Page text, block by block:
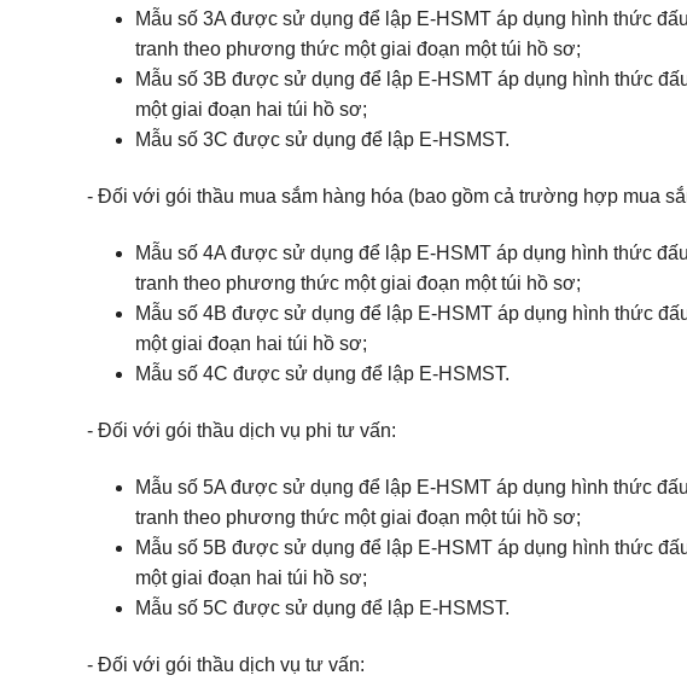
Mẫu số 3A được sử dụng để lập E-HSMT áp dụng hình thức
tranh theo phương thức một giai đoạn một túi hồ sơ;
Mẫu số 3B được sử dụng để lập E-HSMT áp dụng hình thức
một giai đoạn hai túi hồ sơ;
Mẫu số 3C được sử dụng để lập E-HSMST.
- Đối với gói thầu mua sắm hàng hóa (bao gồm cả trường hợp mua
Mẫu số 4A được sử dụng để lập E-HSMT áp dụng hình thức
tranh theo phương thức một giai đoạn một túi hồ sơ;
Mẫu số 4B được sử dụng để lập E-HSMT áp dụng hình thức
một giai đoạn hai túi hồ sơ;
Mẫu số 4C được sử dụng để lập E-HSMST.
- Đối với gói thầu dịch vụ phi tư vấn:
Mẫu số 5A được sử dụng để lập E-HSMT áp dụng hình thức
tranh theo phương thức một giai đoạn một túi hồ sơ;
Mẫu số 5B được sử dụng để lập E-HSMT áp dụng hình thức
một giai đoạn hai túi hồ sơ;
Mẫu số 5C được sử dụng để lập E-HSMST.
- Đối với gói thầu dịch vụ tư vấn: